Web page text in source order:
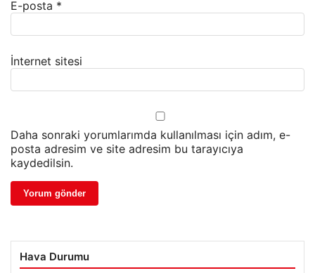
E-posta *
İnternet sitesi
Daha sonraki yorumlarımda kullanılması için adım, e-
posta adresim ve site adresim bu tarayıcıya
kaydedilsin.
Hava Durumu